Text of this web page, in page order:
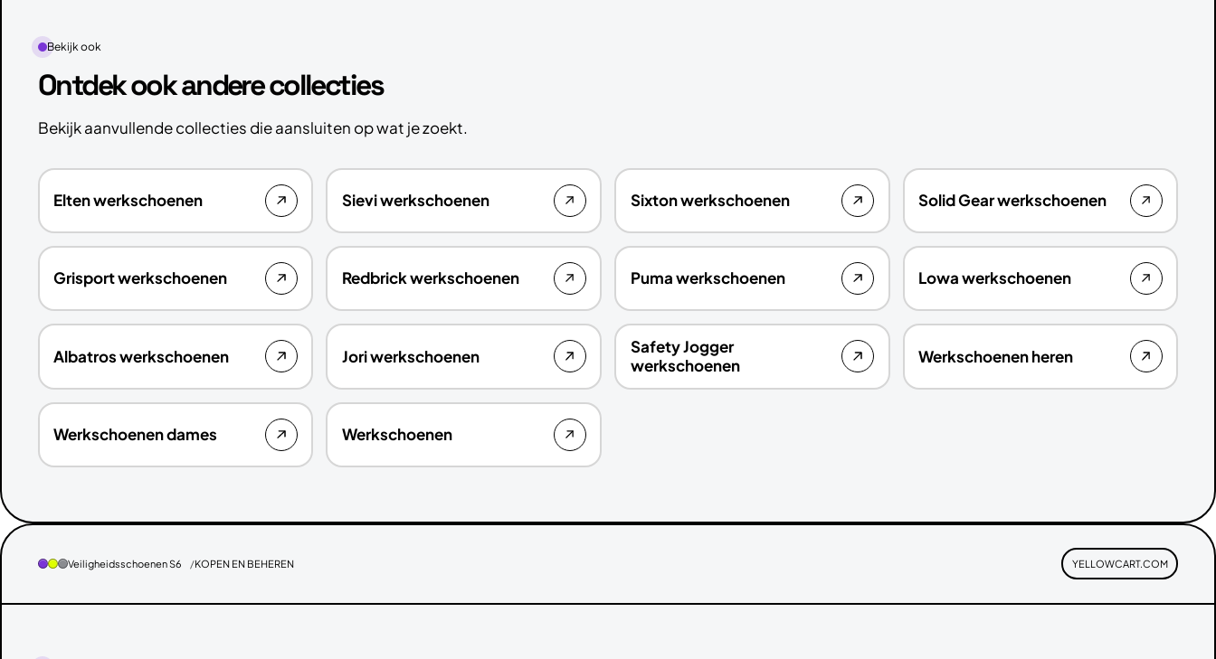
Bekijk ook
Ontdek ook andere collecties
Bekijk aanvullende collecties die aansluiten op wat je zoekt.
Elten werkschoenen Sievi werkschoenen Sixton werkschoenen Solid Gear werkschoenen
Grisport werkschoenen Redbrick werkschoenen Puma werkschoenen Lowa werkschoenen
Albatros werkschoenen Jori werkschoenen
Safety Jogger
werkschoenen
Werkschoenen heren
Werkschoenen dames Werkschoenen
Veiligheidsschoenen S6 KOPEN EN BEHEREN YELLOWCART.COM